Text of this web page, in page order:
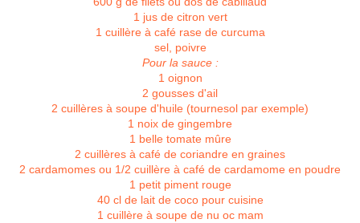
1 jus de citron vert
1 cuillère à café rase de curcuma
sel, poivre
Pour la sauce :
1 oignon
2 gousses d'ail
2 cuillères à soupe d'huile (tournesol par exemple)
1 noix de gingembre
1 belle tomate mûre
2 cuillères à café de coriandre en graines
2 cardamomes ou 1/2 cuillère à café de cardamome en poudre
1 petit piment rouge
40 cl de lait de coco pour cuisine
1 cuillère à soupe de nu oc mam